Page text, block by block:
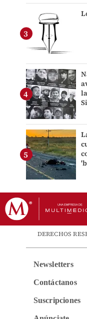
DERECHOS
Newsletters
Contáctanos
Suscripciones